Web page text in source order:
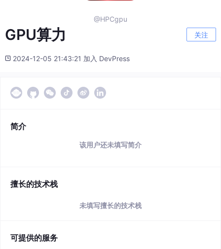
@HPCgpu
GPU算力 关注
2024-12-05 21:43:21 加入 DevPress
简介
该用户还未填写简介
擅长的技术栈
未填写擅长的技术栈
可提供的服务